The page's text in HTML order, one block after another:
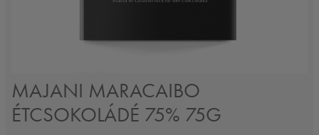
MAJANI MARACAIBO
ÉTCSOKOLÁDÉ 75% 75G